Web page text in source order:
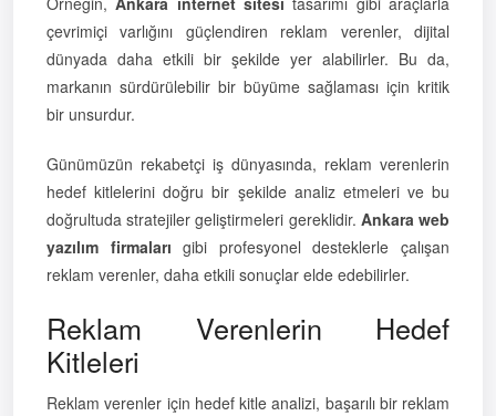
çevrimiçi varlığını güçlendiren reklam verenler, dijital
dünyada daha etkili bir şekilde yer alabilirler. Bu da,
markanın sürdürülebilir bir büyüme sağlaması için kritik
bir unsurdur.
Günümüzün rekabetçi iş dünyasında, reklam verenlerin
hedef kitlelerini doğru bir şekilde analiz etmeleri ve bu
doğrultuda stratejiler geliştirmeleri gereklidir. Ankara web
yazılım firmaları gibi profesyonel desteklerle çalışan
reklam verenler, daha etkili sonuçlar elde edebilirler.
Reklam Verenlerin Hedef
Kitleleri
Reklam verenler için hedef kitle analizi, başarılı bir reklam